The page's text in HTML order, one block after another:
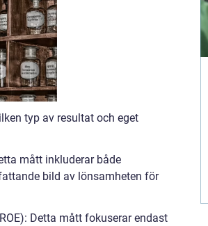
typ av resultat och eget
mått inkluderar både
bild av lönsamheten för
Detta mått fokuserar endast